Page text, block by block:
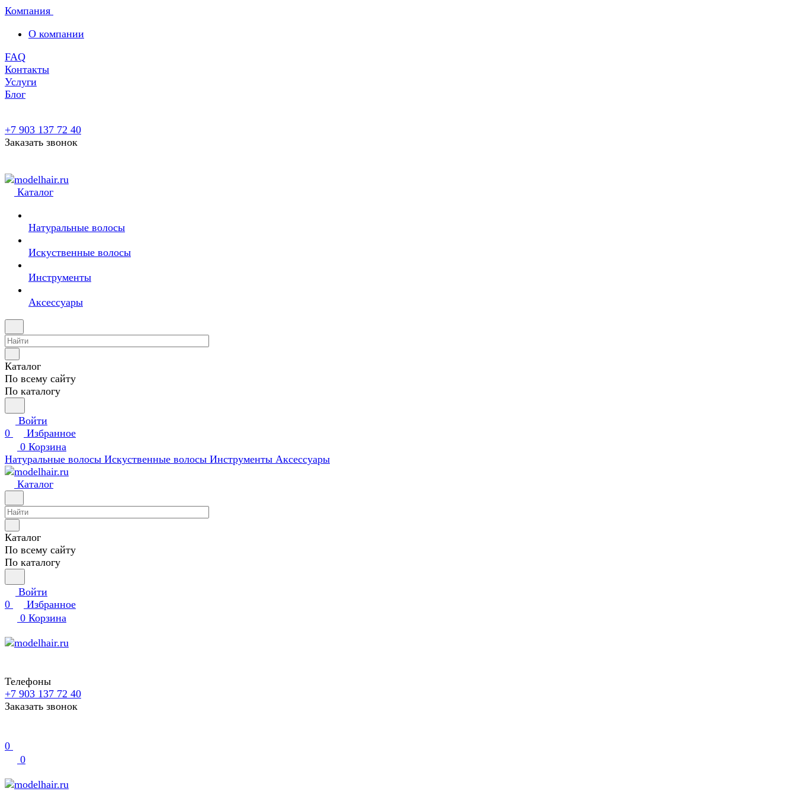
Компания
О компании
FAQ
Контакты
Услуги
Блог
+7 903 137 72 40
Заказать звонок
Каталог
Натуральные волосы
Искуственные волосы
Инструменты
Аксессуары
Каталог
По всему сайту
По каталогу
Войти
0
Избранное
0 Корзина
Натуральные волосы Искуственные волосы Инструменты Аксессуары
Каталог
Каталог
По всему сайту
По каталогу
Войти
0
Избранное
0 Корзина
Телефоны
+7 903 137 72 40
Заказать звонок
0
0